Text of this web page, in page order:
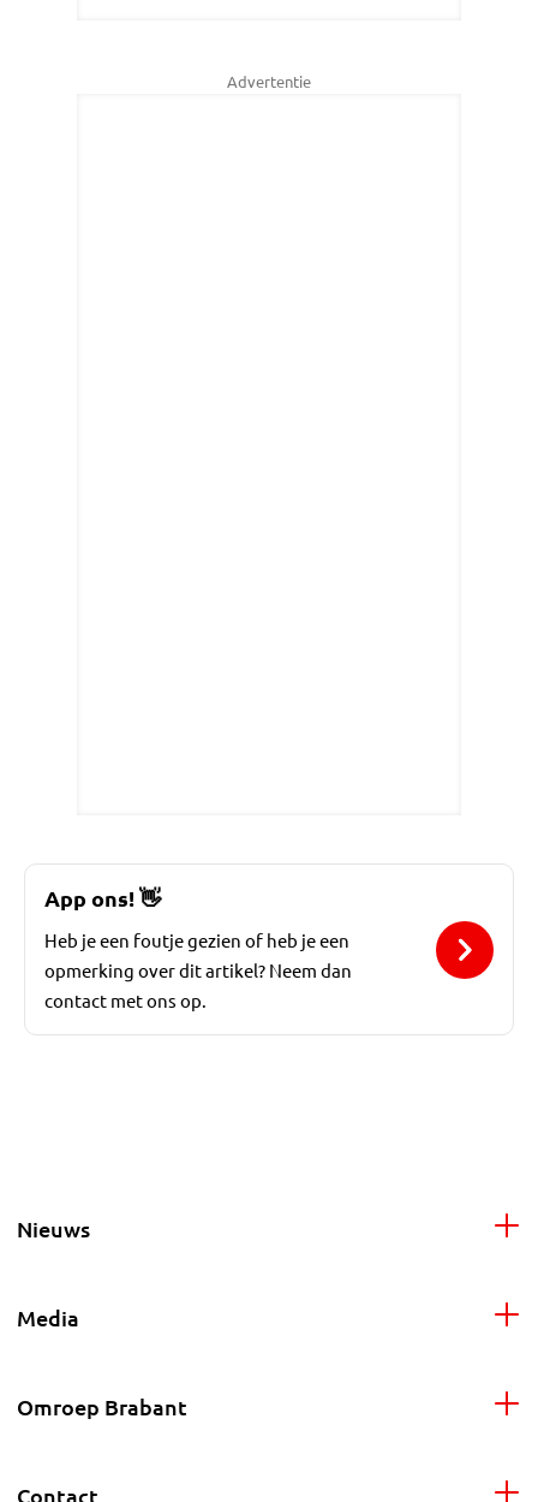
Advertentie
App ons!👋
Heb je een foutje gezien of heb je een
opmerking over dit artikel? Neem dan
contact met ons op.
Nieuws
Media
Omroep Brabant
Contact